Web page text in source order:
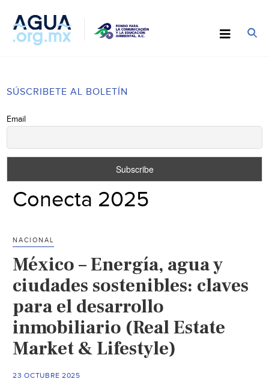
SÚSCRIBETE AL BOLETÍN
Email
Conecta 2025
NACIONAL
México – Energía, agua y
ciudades sostenibles: claves
para el desarrollo
inmobiliario (Real Estate
Market & Lifestyle)
23 OCTUBRE 2025